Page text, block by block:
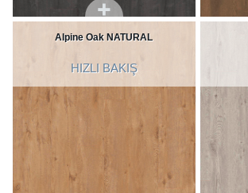
Alpine Oak NATURAL
HIZLI BAKIŞ